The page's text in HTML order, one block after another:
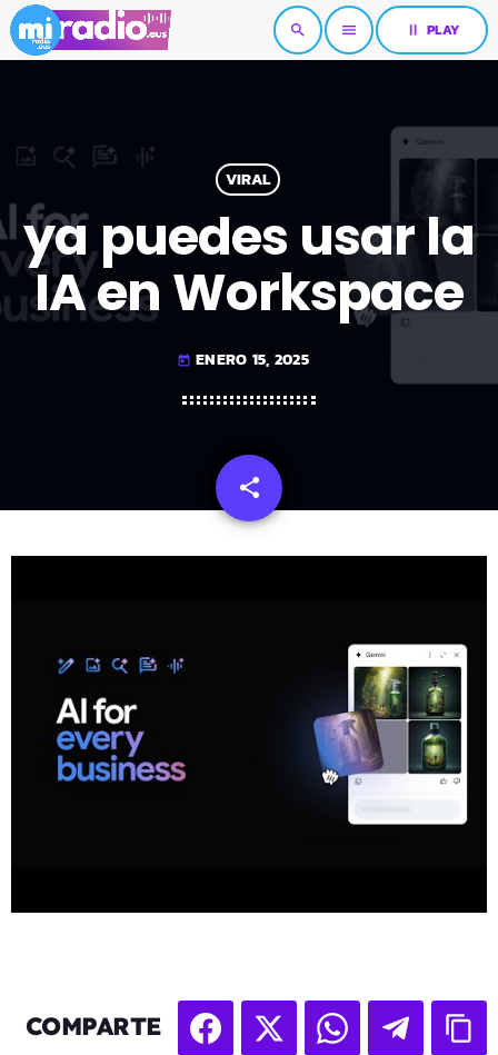
search menu pause PLAY
VIRAL
ya puedes usar la
IA en Workspace
today ENERO 15, 2025
share
email
COMPARTE